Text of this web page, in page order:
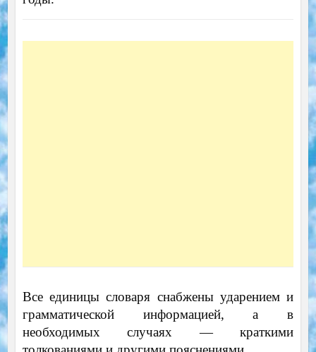
Все единицы словаря снабжены ударением и
грамматической информацией, а в
необходимых случаях — краткими